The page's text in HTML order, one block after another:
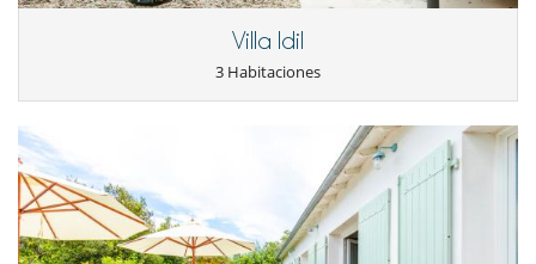
Villa Idil
3 Habitaciones